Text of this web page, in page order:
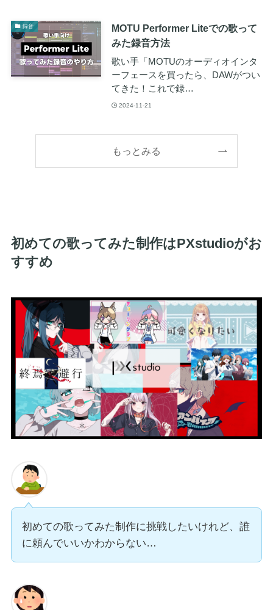
録音
MOTU Performer Liteでの歌って
みた録音方法
歌い手「MOTUのオーディオインタ
ーフェースを買ったら、DAWがつい
てきた！これで録…
2024-11-21
もっとみる
初めての歌ってみた制作はPXstudioがお
すすめ
初めての歌ってみた制作に挑戦したいけれど、誰
に頼んでいいかわからない…